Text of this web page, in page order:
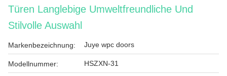
Türen Langlebige Umweltfreundliche Und
Stilvolle Auswahl
Markenbezeichnung: Juye wpc doors
Modellnummer: HSZXN-31